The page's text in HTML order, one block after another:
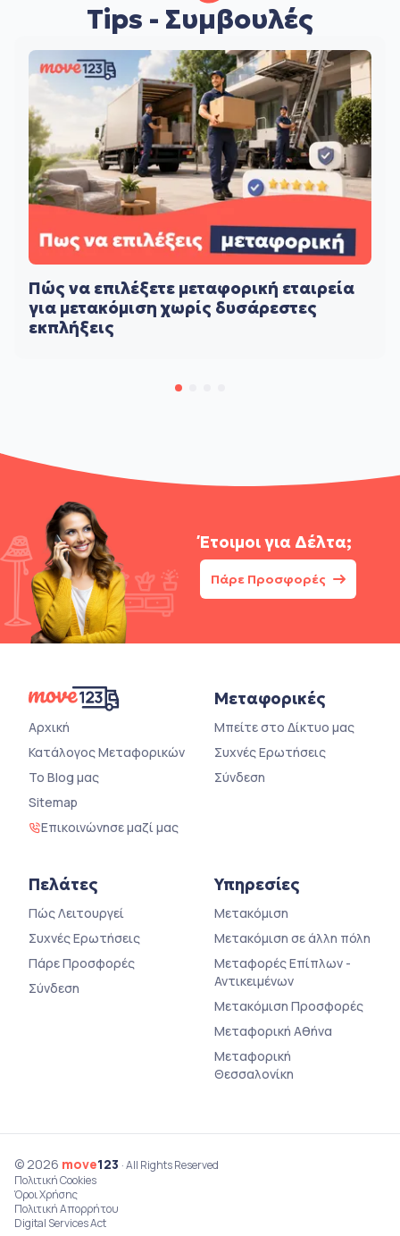
Tips - Συμβουλές
Πώς να επιλέξετε μεταφορική εταιρεία
για μετακόμιση χωρίς δυσάρεστες
εκπλήξεις
Έτοιμοι για Δέλτα;
Πάρε Προσφορές
Αρχική
Κατάλογος Μεταφορικών
Το Blog μας
Sitemap
Επικοινώνησε μαζί μας
Μεταφορικές
Μπείτε στο Δίκτυο μας
Συχνές Ερωτήσεις
Σύνδεση
Πελάτες
Πώς Λειτουργεί
Συχνές Ερωτήσεις
Πάρε Προσφορές
Σύνδεση
Υπηρεσίες
Μετακόμιση
Μετακόμιση σε άλλη πόλη
Μεταφορές Επίπλων -
Αντικειμένων
Μετακόμιση Προσφορές
Μεταφορική Αθήνα
Μεταφορική
Θεσσαλονίκη
© 2026 move123 · All Rights Reserved
Πολιτική Cookies
Όροι Χρήσης
Πολιτική Απορρήτου
Digital Services Act